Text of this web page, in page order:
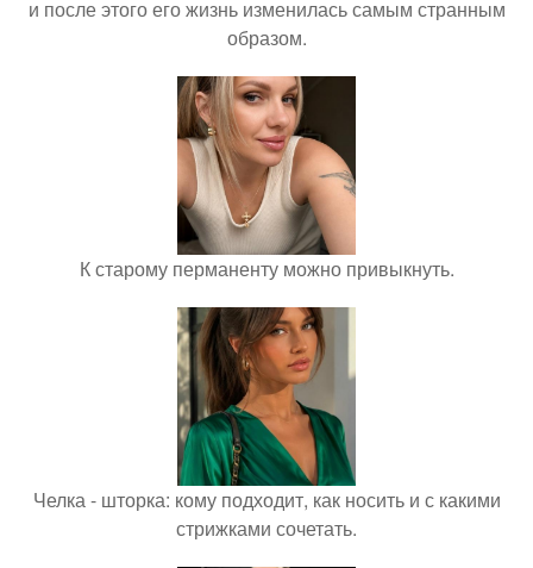
и после этого его жизнь изменилась самым странным
образом.
К старому перманенту можно привыкнуть.
Челка - шторка: кому подходит, как носить и с какими
стрижками сочетать.